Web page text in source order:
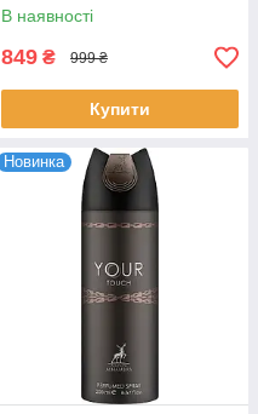
В наявності
849 ₴ 999 ₴
Купити
Новинка